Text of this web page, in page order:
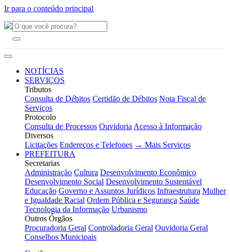
Ir para o conteúdo principal
NOTÍCIAS
SERVIÇOS
Tributos
Consulta de Débitos Certidão de Débitos Nota Fiscal de
Serviços
Protocolo
Consulta de Processos Ouvidoria Acesso à Informação
Diversos
Licitações Endereços e Telefones → Mais Serviços
PREFEITURA
Secretarias
Administração Cultura Desenvolvimento Econômico
Desenvolvimento Social Desenvolvimento Sustentável
Educação Governo e Assuntos Jurídicos Infraestrutura Mulher
e Igualdade Racial Ordem Pública e Segurança Saúde
Tecnologia da Informação Urbanismo
Outros Órgãos
Procuradoria Geral Controladoria Geral Ouvidoria Geral
Conselhos Municipais